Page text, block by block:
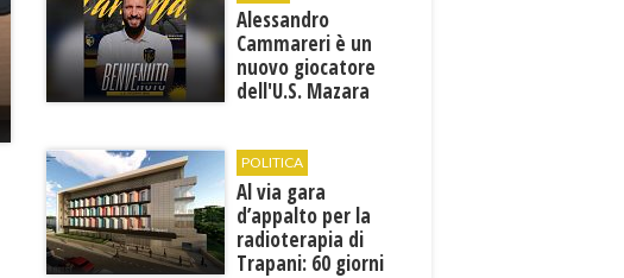
Alessandro
Cammareri è un
nuovo giocatore
dell'U.S. Mazara
POLITICA
Al via gara
d’appalto per la
radioterapia di
Trapani: 60 giorni